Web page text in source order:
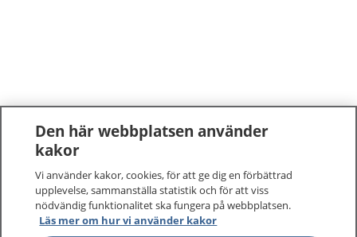
Den här webbplatsen använder
kakor
Vi använder kakor, cookies, för att ge dig en förbättrad
upplevelse, sammanställa statistik och för att viss
nödvändig funktionalitet ska fungera på webbplatsen.
Läs mer om hur vi använder kakor